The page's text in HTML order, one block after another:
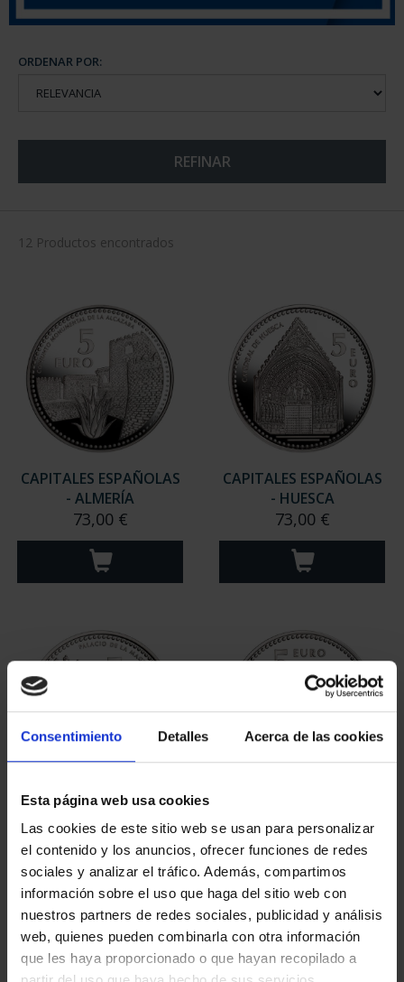
Consentimiento Detalles Acerca de las cookies
Esta página web usa cookies
Las cookies de este sitio web se usan para personalizar
el contenido y los anuncios, ofrecer funciones de redes
sociales y analizar el tráfico. Además, compartimos
información sobre el uso que haga del sitio web con
nuestros partners de redes sociales, publicidad y análisis
web, quienes pueden combinarla con otra información
que les haya proporcionado o que hayan recopilado a
ORDENAR POR:
REFINAR
12 Productos encontrados
CAPITALES ESPAÑOLAS
- ALMERÍA
73,00 €
CAPITALES ESPAÑOLAS
- HUESCA
73,00 €
CAPITALES ESPAÑOLAS
- SANTANDER
73,00 €
- ÁVILA
73,00 €